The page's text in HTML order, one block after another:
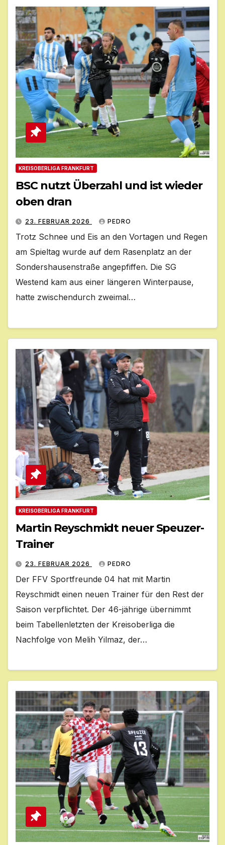
KREISOBERLIGA FRANKFURT
BSC nutzt Überzahl und ist wieder
oben dran
23. FEBRUAR 2026 PEDRO
Trotz Schnee und Eis an den Vortagen und Regen
am Spieltag wurde auf dem Rasenplatz an der
Sondershausenstraße angepfiffen. Die SG
Westend kam aus einer längeren Winterpause,
hatte zwischendurch zweimal…
KREISOBERLIGA FRANKFURT
Martin Reyschmidt neuer Speuzer-
Trainer
23. FEBRUAR 2026 PEDRO
Der FFV Sportfreunde 04 hat mit Martin
Reyschmidt einen neuen Trainer für den Rest der
Saison verpflichtet. Der 46-jährige übernimmt
beim Tabellenletzten der Kreisoberliga die
Nachfolge von Melih Yilmaz, der…